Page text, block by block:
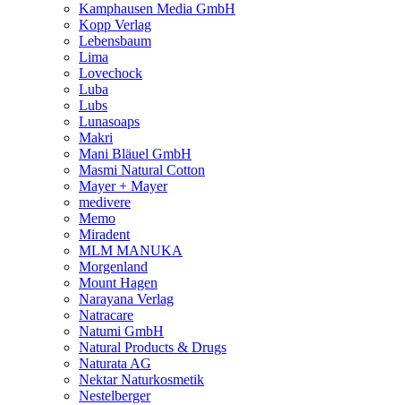
Kamphausen Media GmbH
Kopp Verlag
Lebensbaum
Lima
Lovechock
Luba
Lubs
Lunasoaps
Makri
Mani Bläuel GmbH
Masmi Natural Cotton
Mayer + Mayer
medivere
Memo
Miradent
MLM MANUKA
Morgenland
Mount Hagen
Narayana Verlag
Natracare
Natumi GmbH
Natural Products & Drugs
Naturata AG
Nektar Naturkosmetik
Nestelberger